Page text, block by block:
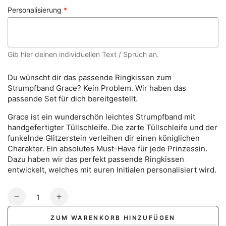
Personalisierung *
Gib hier deinen individuellen Text / Spruch an.
Du wünscht dir das passende Ringkissen zum
Strumpfband Grace? Kein Problem. Wir haben das
passende Set für dich bereitgestellt.
Grace ist ein wunderschön leichtes Strumpfband mit
handgefertigter Tüllschleife. Die zarte Tüllschleife und der
funkelnde Glitzerstein verleihen dir einen königlichen
Charakter. Ein absolutes Must-Have für jede Prinzessin.
Dazu haben wir das perfekt passende Ringkissen
entwickelt, welches mit euren Initialen personalisiert wird.
Anzahl
Verringere Erhöhe
Menge
ZUM WARENKORB HINZUFÜGEN